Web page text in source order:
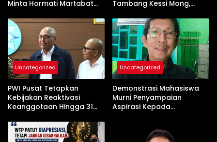
Minta Hormati Martabat
Kemerdekaan Pers
Tambang Kessi Mong,
Uncategorized
PWI Pusat Tetapkan
Kebijakan Reaktivasi
Keanggotaan Hingga 31
Uncategorized
Demonstrasi Mahasiswa
Murni Penyampaian
Aspirasi Kepada